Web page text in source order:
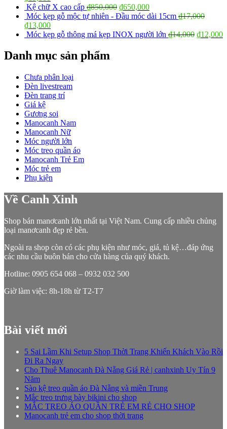
Kệ chữ X cao cấp ₫850,000 ₫650,000
Móc kẹp gỗ mộc tự nhiên - Đầu móc dài 15cm ₫17,000
₫13,000
Móc kẹp gỗ thông má kẹp INOX người lớn ₫14,000 ₫12,000
Danh mục sản phẩm
Chưa phân loại
Đèn livestream
Đèn trang trí
Giá kệ
Gương soi
Manocanh Nam
Manocanh Nữ
Móc người lớn
Móc treo quần áo
Manocanh Trẻ Em
Móc trẻ em
Phụ kiện
Về Canh Xinh
Shop bán manơcanh lớn nhất tại Việt Nam. Cung cấp nhiều chủng
loại manơcanh đẹp rẻ bền.
Ngoài ra shop còn có các phụ kiện như móc, giá, tủ kệ…đáp ứng
các nhu cầu buôn bán cho cửa hàng của quý khách.
Hotline: 0905 654 068 – 0932 032 500
Giờ làm việc: 8h-18h từ T2-T7
Bài viết mới
5 Sai Lầm Khi Setup Shop Thời Trang Khiến Khách Vào Rồi
Đi Ra Ngay
Cho Thuê Manocanh Đà Nẵng Giá Rẻ | canhxinh Uy Tín 9
Năm
Sào kệ treo quần áo Đà Nẵng và miền Trung
Mắc treo trưng bày bikini cho shop
MẮC TREO ÁO QUẦN TRẺ EM RẺ CHO SHOP
Manocanh trẻ em cho shop thời trang